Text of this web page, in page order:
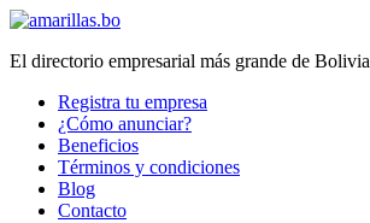
El directorio empresarial más grande de Bolivia
Registra tu empresa
¿Cómo anunciar?
Beneficios
Términos y condiciones
Blog
Contacto